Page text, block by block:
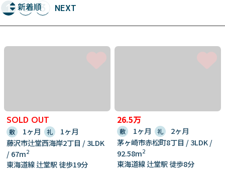
新着順
1 2 3 NEXT
SOLD OUT
敷 1ヶ月 礼
1ヶ月
藤沢市辻堂西海岸2丁目 / 3LDK
/ 67m2
東海道線 辻堂駅 徒歩19分
26.5万
敷 1ヶ月 礼
2ヶ月
茅ヶ崎市赤松町8丁目 / 3LDK /
92.58m2
東海道線 辻堂駅 徒歩8分